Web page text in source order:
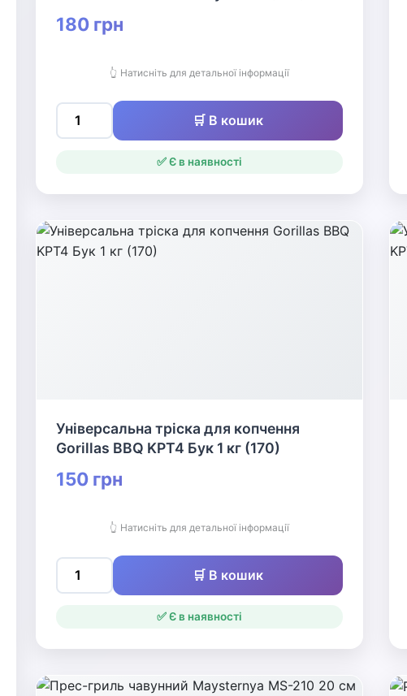
180 грн
👆 Натисніть для детальної інформації
🛒 В кошик
✅ Є в наявності
Універсальна тріска для копчення
Gorillas BBQ KPT4 Бук 1 кг (170)
150 грн
👆 Натисніть для детальної інформації
🛒 В кошик
✅ Є в наявності